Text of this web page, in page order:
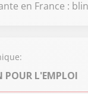
en France :
POUR L'EMPLOI